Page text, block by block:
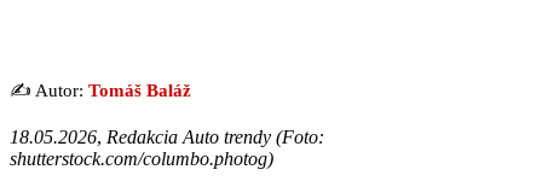
✍️ Autor: Tomáš Baláž
18.05.2026, Redakcia Auto trendy (Foto:
shutterstock.com/columbo.photog)